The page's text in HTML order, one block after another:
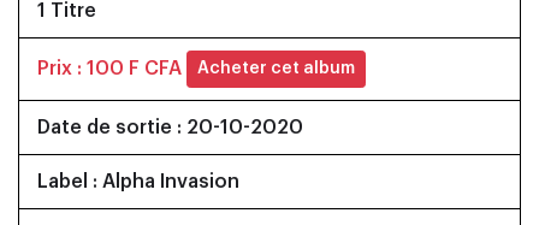
1 Titre
Prix : 100 F CFA Acheter cet album
Date de sortie : 20-10-2020
Label : Alpha Invasion